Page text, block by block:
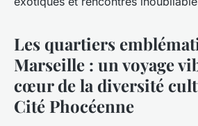
Les quartiers
Marseille : un voyage
cœur de la diversité
Cité Phocéenne